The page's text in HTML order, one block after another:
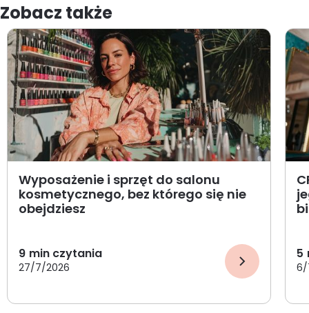
Zobacz także
Wyposażenie i sprzęt do salonu
kosmetycznego, bez którego się nie
obejdziesz
9 min czytania
27/7/2026
5
6/